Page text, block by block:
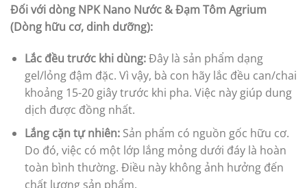
Đối với dòng NPK Nano Nước & Đạm Tôm Agrium
(Dòng hữu cơ, dinh dưỡng):
Lắc đều trước khi dùng:Đây là sản phẩm dạng
gel/lỏng đậm đặc. Vì vậy, bà con hãy lắc đều can/chai
khoảng 15-20 giây trước khi pha. Việc này giúp dung
dịch được đồng nhất.
Lắng cặn tự nhiên:Sản phẩm có nguồn gốc hữu cơ.
Do đó, việc có một lớp lắng mỏng dưới đáy là hoàn
toàn bình thường. Điều này không ảnh hưởng đến
chất lượng sản phẩm.